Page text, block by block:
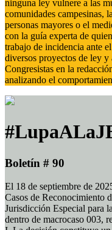
ninguna ley vulnere a las
comunidades campesinas,
personas mayores o el
con la guía experta de
trabajo de incidencia ante
diversos proyectos de ley
Congresistas en la
analizando el
Boletín # 90
El 18 de septiembre de
Casos de Reconocimiento
Jurisdicción Especial para
dentro de macrocaso 003,